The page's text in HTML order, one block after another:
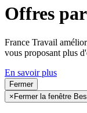
Offres
France Travail
vous proposant plus
En savoir plus
Fermer
× Fermer la fenêtre